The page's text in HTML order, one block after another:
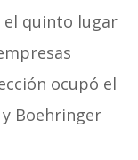
el quinto lugar
ocupó el
Boehringer